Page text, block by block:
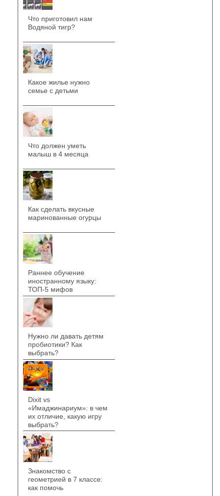
Что приготовил нам
Водяной тигр?
Какое жилье нужно
семье с детьми
Что должен уметь
малыш в 4 месяца
Как сделать вкусные
маринованные огурцы
Раннее обучение
иностранному языку:
ТОП-5 мифов
Нужно ли давать детям
пробиотики? Как
выбрать?
Dixit vs
«Имаджинариум»: в чем
их отличие, какую игру
выбрать?
Знакомство с
геометрией в 7 классе:
как помочь